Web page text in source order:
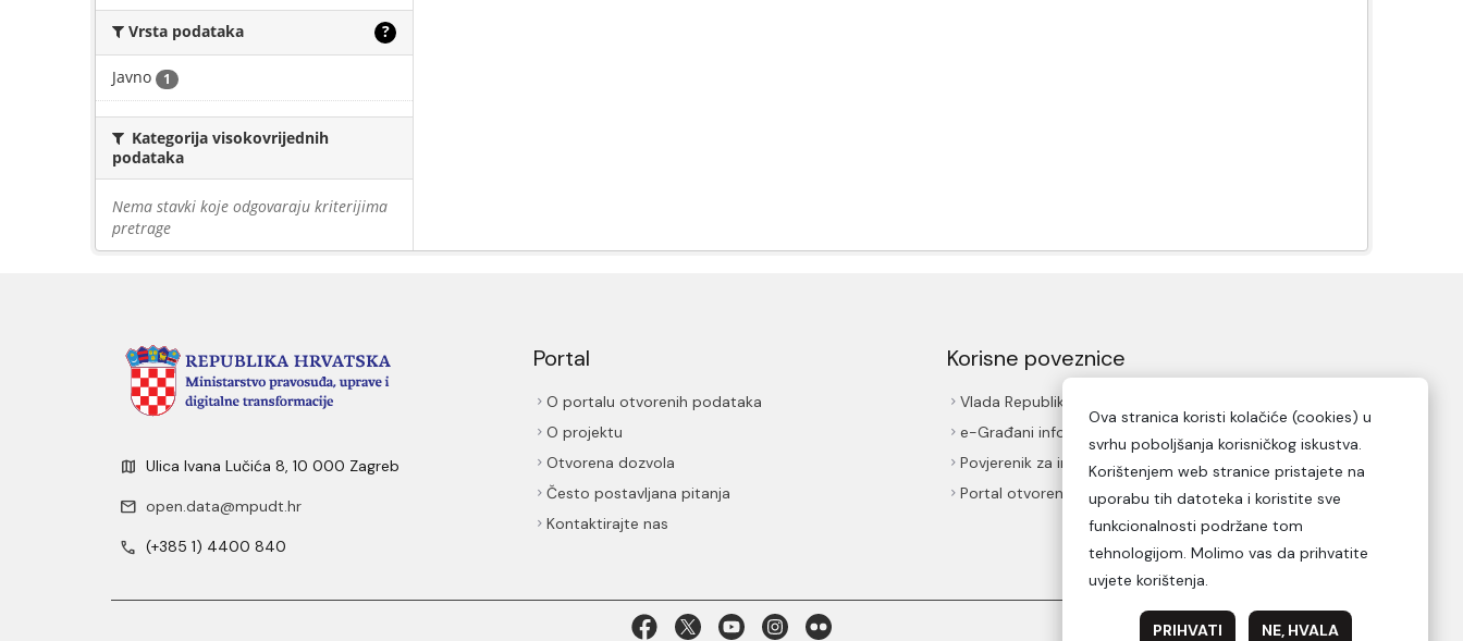
Vrsta podataka ?
Javno 1
Kategorija visokovrijednih
podataka
Nema stavki koje odgovaraju kriterijima
pretrage